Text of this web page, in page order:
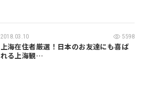
2018.03.10 5598
上海在住者厳選！日本のお友達にも喜ば
れる上海観…